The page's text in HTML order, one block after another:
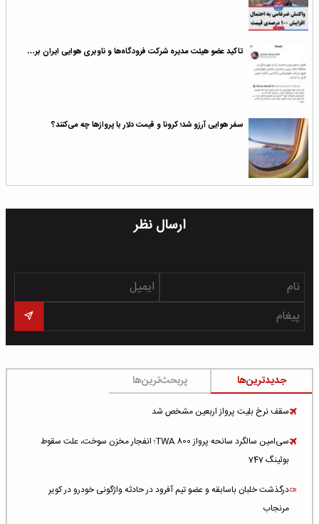
تاکید عضو هیئت مدیره شرکت‌ فرودگاه‌ها و ناوبری هوایی ایران بر…
سفر هوایی آرزو شد؛ کرونا و قیمت دلار با پروازها چه می‌کنند؟
ارسال نظر
جدیدترین‌ها پربحث‌ترین‌ها
سقف نرخ بلیت پرواز اربعین مشخص شد
سی‌امین سالگرد سانحه پرواز TWA 800؛ انفجار مخزن سوخت، علت سقوط
بوئینگ 747
درگذشت خلبان باسابقه و عضو تیم آفرود در حادثه واژگونی خودرو در کویر
مرنجاب